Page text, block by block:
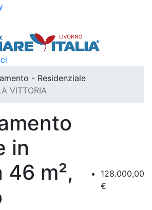
- Residenziale
VITTORIA
in
m²,
128.000,00
€